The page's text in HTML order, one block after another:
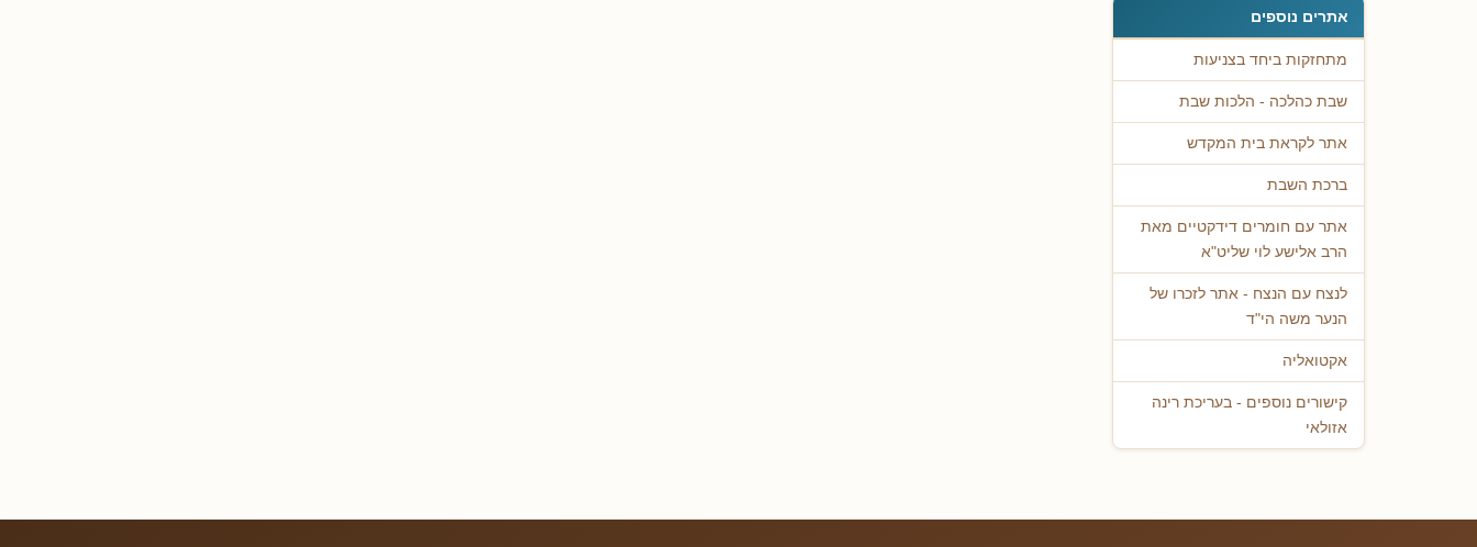
אתרים נוספים
מתחזקות ביחד בצניעות
שבת כהלכה - הלכות שבת
אתר לקראת בית המקדש
ברכת השבת
אתר עם חומרים דידקטיים מאת
הרב אלישע לוי שליט"א
לנצח עם הנצח - אתר לזכרו של
הנער משה הי"ד
אקטואליה
קישורים נוספים - בעריכת רינה
אזולאי